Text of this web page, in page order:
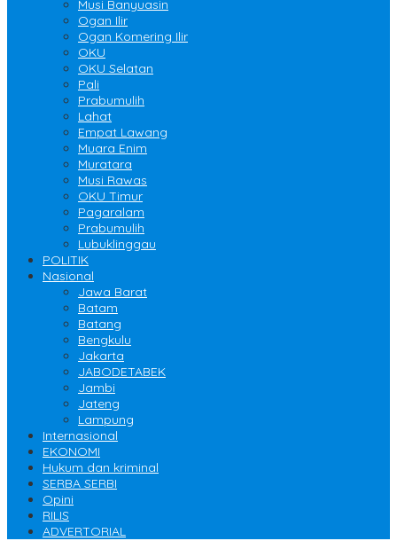
Musi Banyuasin
Ogan Ilir
Ogan Komering Ilir
OKU
OKU Selatan
Pali
Prabumulih
Lahat
Empat Lawang
Muara Enim
Muratara
Musi Rawas
OKU Timur
Pagaralam
Prabumulih
Lubuklinggau
POLITIK
Nasional
Jawa Barat
Batam
Batang
Bengkulu
Jakarta
JABODETABEK
Jambi
Jateng
Lampung
Internasional
EKONOMI
Hukum dan kriminal
SERBA SERBI
Opini
RILIS
ADVERTORIAL